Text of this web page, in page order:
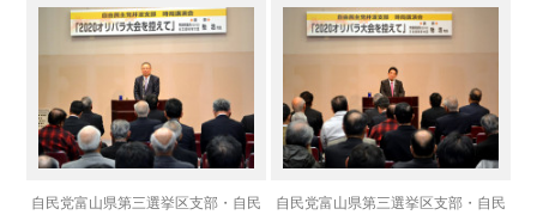
自民党富山県第三選挙区支部・自民
自民党富山県第三選挙区支部・自民